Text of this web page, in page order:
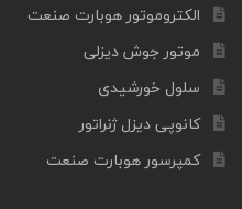
الکتروموتور هوبارت صنعت
موتور جوش دیزلی
سلول خورشیدی
کانوپی دیزل ژنراتور
کمپرسور هوبارت صنعت